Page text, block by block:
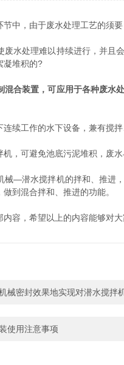
，由于废水处理工艺的须要
处理难以持续进行，并且会
凝堆积的?
混合装置，可应用于各种废水
工作的水下设备，兼有搅拌
可避免池底污泥堆积，废水
潜水搅拌机的拌和、推进，
到混合拌和、推进的功能。
，希望以上的内容能够对大
械密封效果地实现对潜水搅拌
使用注意事项